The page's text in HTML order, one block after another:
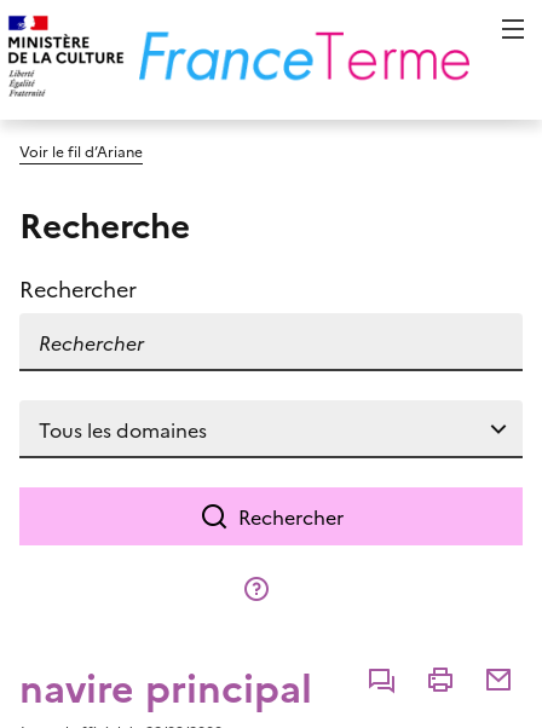
Voir le fil d’Ariane
Recherche
Rechercher
Rechercher
navire principal CommenterImprimer